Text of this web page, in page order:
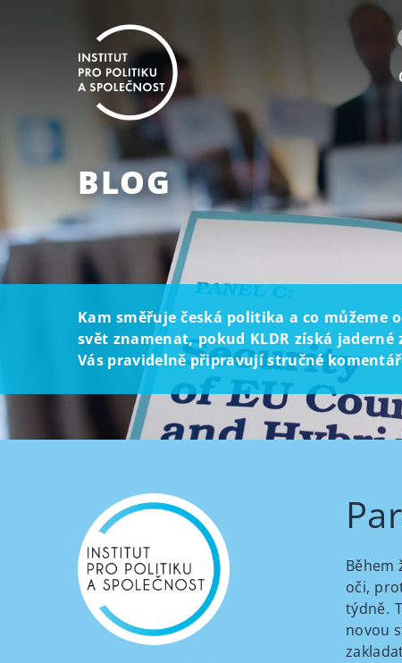
BLOG
Kam směřuje česká politika a co můžeme
svět znamenat, pokud KLDR získá
Vás pravidelně připravují stručné
Během
oči,
týdně.
novou